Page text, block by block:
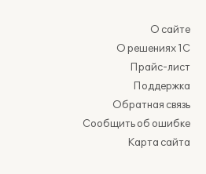
О сайте
О решениях 1С
Прайс-лист
Поддержка
Обратная связь
Сообщить об ошибке
Карта сайта